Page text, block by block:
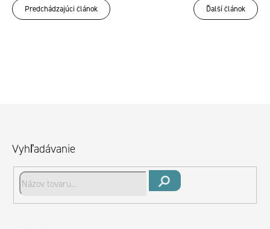
Predchádzajúci článok Ďalší článok
Vyhľadávanie